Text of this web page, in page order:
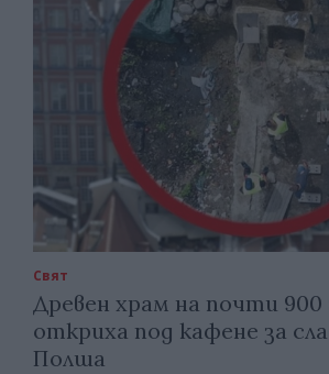
Свят
Древен храм на почти 900
откриха под кафене за
Полша